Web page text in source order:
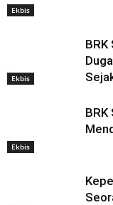
Ekbis
Ekbis
BRK
Ekbis
BRK